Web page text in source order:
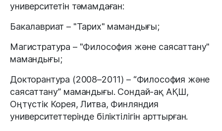
университетін тәмамдаған:
Бакалавриат – "Тарих" мамандығы;
Магистратура – "Философия және саясаттану"
мамандығы;
Докторантура (2008–2011) – “Философия және
саясаттану” мамандығы. Сондай-ақ АҚШ,
Оңтүстік Корея, Литва, Финляндия
университеттерінде біліктілігін арттырған.